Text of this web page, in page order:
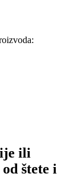
ili
štete i